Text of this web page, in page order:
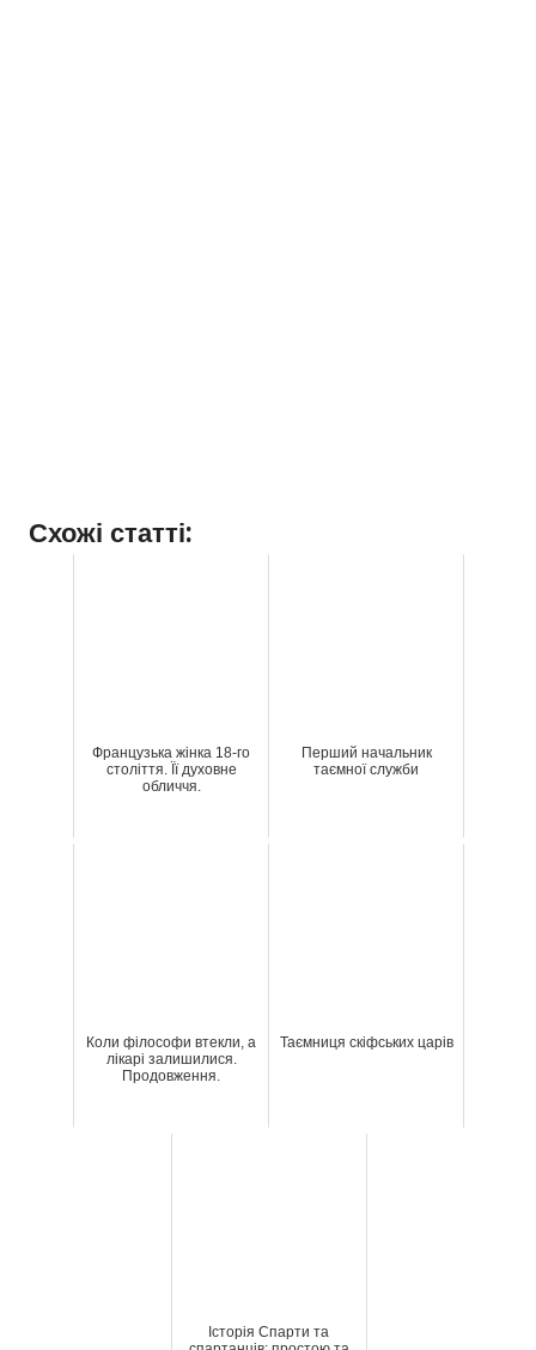
Схожі статті:
Французька жінка 18-го
століття. Її духовне
обличчя.
Перший начальник
таємної служби
Коли філософи втекли, а
лікарі залишилися.
Продовження.
Таємниця скіфських царів
Історія Спарти та